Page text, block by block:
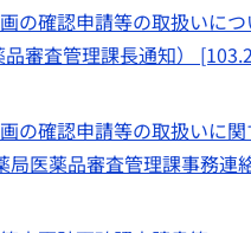
の確認申請等の取扱いにつ
審査管理課長通知）
の確認申請等の取扱いに関
医薬品審査管理課事務連絡